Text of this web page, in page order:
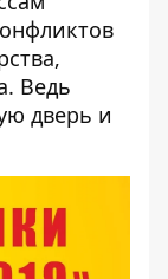
Ведь
дверь и